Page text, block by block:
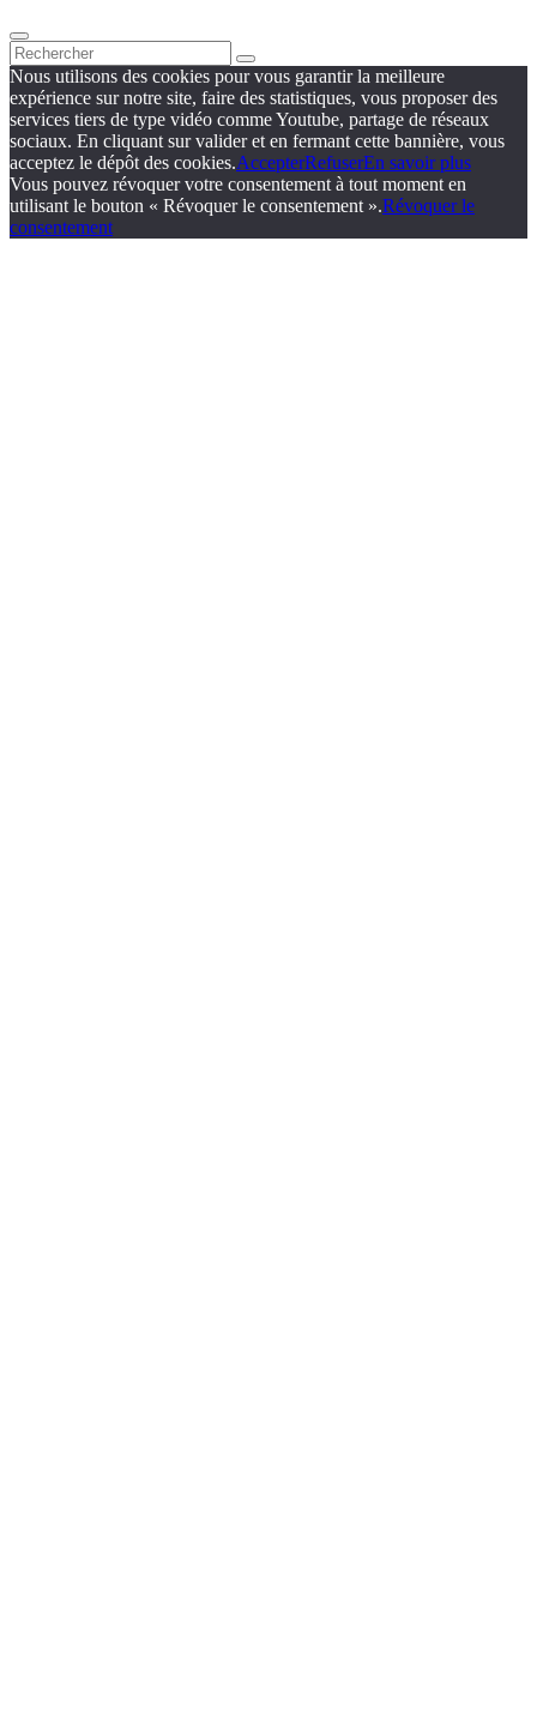
Nous utilisons des cookies pour vous garantir la meilleure
expérience sur notre site, faire des statistiques, vous proposer des
services tiers de type vidéo comme Youtube, partage de réseaux
sociaux. En cliquant sur valider et en fermant cette bannière, vous
acceptez le dépôt des cookies.AccepterRefuserEn savoir plus
Vous pouvez révoquer votre consentement à tout moment en
utilisant le bouton « Révoquer le consentement ».Révoquer le
consentement